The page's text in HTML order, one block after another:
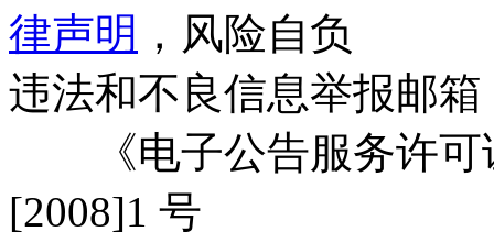
律声明 ，风险自负
违法和不良信息举报邮箱
《电子公告服务许可
[2008]1 号